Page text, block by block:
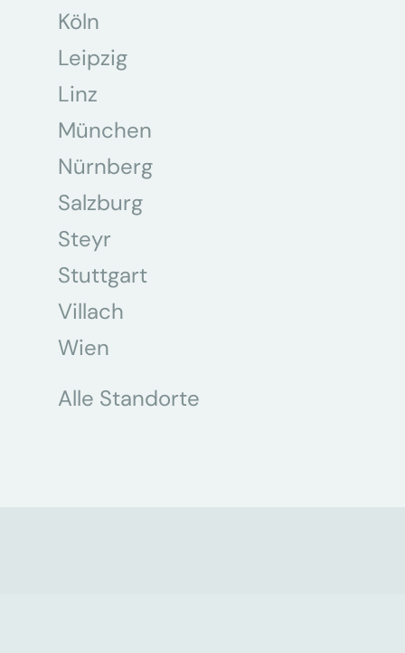
Köln
Leipzig
Linz
München
Nürnberg
Salzburg
Steyr
Stuttgart
Villach
Wien
Alle Standorte